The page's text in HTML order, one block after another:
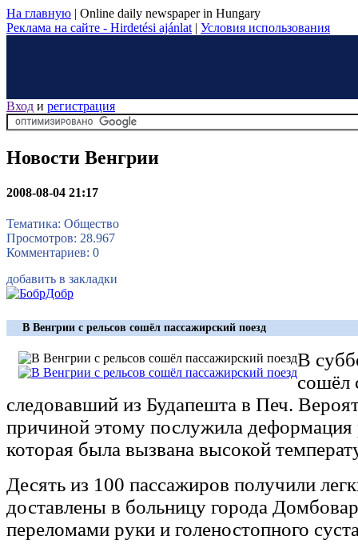
На главную | Online daily newspaper in Hungary
Реклама на сайте - Hirdetési ajánlat | Условия использования
Вход и регистрация
Новости Венгрии
2008-08-04 21:17
Тематика: Общество
Просмотров: 28.967
Комментариев: 0
добавить в закладки
В Венгрии с рельсов сошёл пассажирский поезд
В
сошёл
следовавший из Будапешта в Печ.
причиной этому послужила деформация
которая была вызвана высокой
Десять из 100 пассажиров получили
доставлены в больницу города
переломами руки и голеностопного